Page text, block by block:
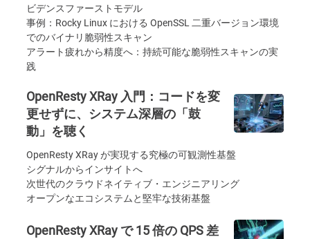
ビデンスファーストモデル
事例：Rocky Linux における OpenSSL 二重バージョン環境
でのバイナリ脆弱性スキャン
アラート疲れから精度へ：持続可能な脆弱性スキャンの実
践
OpenResty XRay 入門：コードを変
更せずに、システム深層の「鼓
動」を聴く
OpenResty XRay が実現する究極の可観測性基盤
シグナルからインサイトへ
次世代のクラウドネイティブ・エンジニアリング
オープンなエコシステムと堅牢な技術基盤
OpenResty XRay で 15 倍の QPS 差